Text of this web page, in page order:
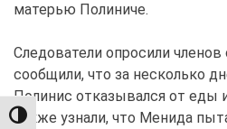
TOGGLE HIGH CONTRAST
матерью Полиниче.
Следователи опросили
сообщили, что за несколько
Полинис отказывался от еды
также узнали, что Менида